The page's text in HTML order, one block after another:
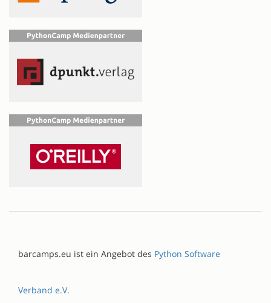
barcamps.eu ist ein Angebot des Python Software
Verband e.V.